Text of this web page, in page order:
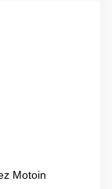
Motoin